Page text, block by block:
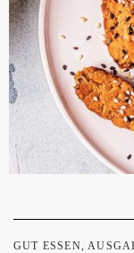
GUT ESSEN